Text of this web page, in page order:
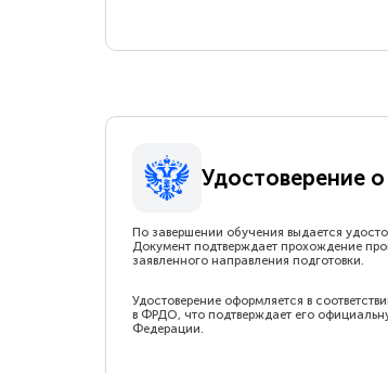
Удостоверение
По завершении обучения выдается
Документ подтверждает прохождение
заявленного направления подготовки.
Удостоверение оформляется в
в ФРДО, что подтверждает его
Федерации.